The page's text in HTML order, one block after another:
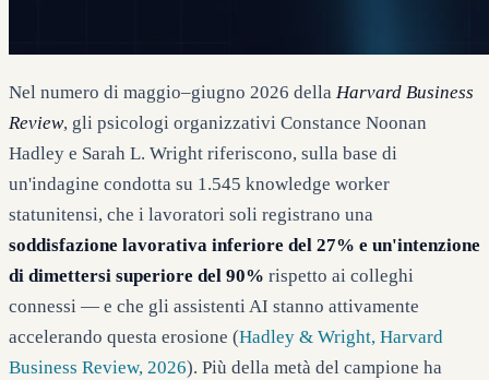
Nel numero di maggio–giugno 2026 della Harvard Business
Review, gli psicologi organizzativi Constance Noonan
Hadley e Sarah L. Wright riferiscono, sulla base di
un'indagine condotta su 1.545 knowledge worker
statunitensi, che i lavoratori soli registrano una
soddisfazione lavorativa inferiore del 27% e un'intenzione
di dimettersi superiore del 90% rispetto ai colleghi
connessi — e che gli assistenti AI stanno attivamente
accelerando questa erosione (Hadley & Wright, Harvard
Business Review, 2026). Più della metà del campione ha